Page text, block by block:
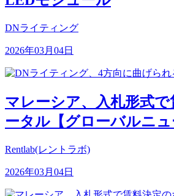
DNライティング
2026年03月04日
マレーシア、入札形式
ータル【グローバルニュ
Rentlab(レントラボ)
2026年03月04日